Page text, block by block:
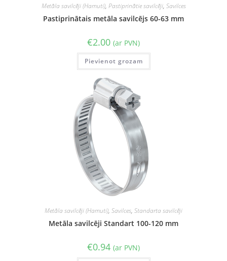
Metāla savilcēji (Hamuti), Pastiprinātie savilcēji, Savilces
Pastiprinātais metāla savilcējs 60-63 mm
€2.00 (ar PVN)
Pievienot grozam
Metāla savilcēji (Hamuti), Savilces, Standarta savilcēji
Metāla savilcēji Standart 100-120 mm
€0.94 (ar PVN)